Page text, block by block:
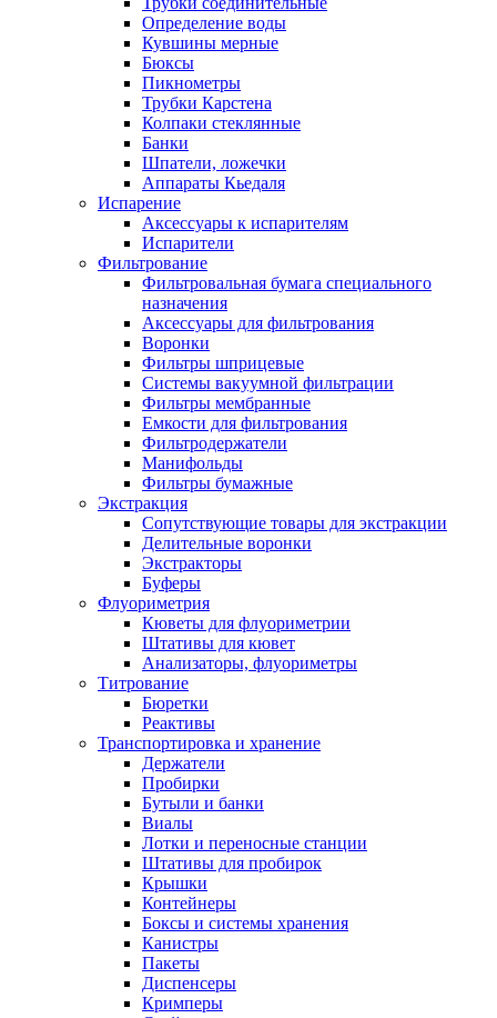
Определение воды
Кувшины мерные
Бюксы
Пикнометры
Трубки Карстена
Колпаки стеклянные
Банки
Шпатели, ложечки
Аппараты Кьедаля
Испарение
Аксессуары к испарителям
Испарители
Фильтрование
Фильтровальная бумага специального
назначения
Аксессуары для фильтрования
Воронки
Фильтры шприцевые
Системы вакуумной фильтрации
Фильтры мембранные
Емкости для фильтрования
Фильтродержатели
Манифольды
Фильтры бумажные
Экстракция
Сопутствующие товары для экстракции
Делительные воронки
Экстракторы
Буферы
Флуориметрия
Кюветы для флуориметрии
Штативы для кювет
Анализаторы, флуориметры
Титрование
Бюретки
Реактивы
Транспортировка и хранение
Держатели
Пробирки
Бутыли и банки
Виалы
Лотки и переносные станции
Штативы для пробирок
Крышки
Контейнеры
Боксы и системы хранения
Канистры
Пакеты
Диспенсеры
Кримперы